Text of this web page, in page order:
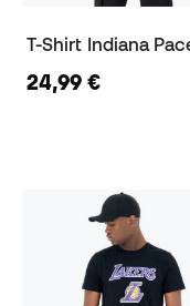
T-Shirt Indiana
24,99 €